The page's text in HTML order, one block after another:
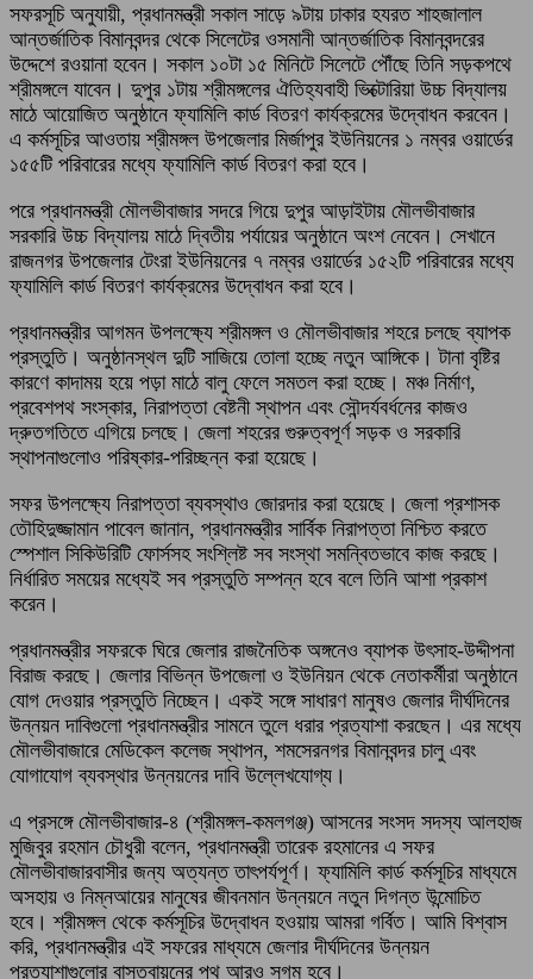
সফরসূচি অনুযায়ী, প্রধানমন্ত্রী সকাল সাড়ে ৯টায় ঢাকার হযরত শাহজালাল
আন্তর্জাতিক বিমানবন্দর থেকে সিলেটের ওসমানী আন্তর্জাতিক বিমানবন্দরের
উদ্দেশে রওয়ানা হবেন। সকাল ১০টা ১৫ মিনিটে সিলেটে পৌঁছে তিনি সড়কপথে
শ্রীমঙ্গলে যাবেন। দুপুর ১টায় শ্রীমঙ্গলের ঐতিহ্যবাহী ভিক্টোরিয়া উচ্চ বিদ্যালয়
মাঠে আয়োজিত অনুষ্ঠানে ফ্যামিলি কার্ড বিতরণ কার্যক্রমের উদ্বোধন করবেন।
এ কর্মসূচির আওতায় শ্রীমঙ্গল উপজেলার মির্জাপুর ইউনিয়নের ১ নম্বর ওয়ার্ডের
১৫৫টি পরিবারের মধ্যে ফ্যামিলি কার্ড বিতরণ করা হবে।
পরে প্রধানমন্ত্রী মৌলভীবাজার সদরে গিয়ে দুপুর আড়াইটায় মৌলভীবাজার
সরকারি উচ্চ বিদ্যালয় মাঠে দ্বিতীয় পর্যায়ের অনুষ্ঠানে অংশ নেবেন। সেখানে
রাজনগর উপজেলার টেংরা ইউনিয়নের ৭ নম্বর ওয়ার্ডের ১৫২টি পরিবারের মধ্যে
ফ্যামিলি কার্ড বিতরণ কার্যক্রমের উদ্বোধন করা হবে।
প্রধানমন্ত্রীর আগমন উপলক্ষ্যে শ্রীমঙ্গল ও মৌলভীবাজার শহরে চলছে ব্যাপক
প্রস্তুতি। অনুষ্ঠানস্থল দুটি সাজিয়ে তোলা হচ্ছে নতুন আঙ্গিকে। টানা বৃষ্টির
কারণে কাদাময় হয়ে পড়া মাঠে বালু ফেলে সমতল করা হচ্ছে। মঞ্চ নির্মাণ,
প্রবেশপথ সংস্কার, নিরাপত্তা বেষ্টনী স্থাপন এবং সৌন্দর্যবর্ধনের কাজও
দ্রুতগতিতে এগিয়ে চলছে। জেলা শহরের গুরুত্বপূর্ণ সড়ক ও সরকারি
স্থাপনাগুলোও পরিষ্কার-পরিচ্ছন্ন করা হয়েছে।
সফর উপলক্ষ্যে নিরাপত্তা ব্যবস্থাও জোরদার করা হয়েছে। জেলা প্রশাসক
তৌহিদুজ্জামান পাবেল জানান, প্রধানমন্ত্রীর সার্বিক নিরাপত্তা নিশ্চিত করতে
স্পেশাল সিকিউরিটি ফোর্সসহ সংশ্লিষ্ট সব সংস্থা সমন্বিতভাবে কাজ করছে।
নির্ধারিত সময়ের মধ্যেই সব প্রস্তুতি সম্পন্ন হবে বলে তিনি আশা প্রকাশ
করেন।
প্রধানমন্ত্রীর সফরকে ঘিরে জেলার রাজনৈতিক অঙ্গনেও ব্যাপক উৎসাহ-উদ্দীপনা
বিরাজ করছে। জেলার বিভিন্ন উপজেলা ও ইউনিয়ন থেকে নেতাকর্মীরা অনুষ্ঠানে
যোগ দেওয়ার প্রস্তুতি নিচ্ছেন। একই সঙ্গে সাধারণ মানুষও জেলার দীর্ঘদিনের
উন্নয়ন দাবিগুলো প্রধানমন্ত্রীর সামনে তুলে ধরার প্রত্যাশা করছেন। এর মধ্যে
মৌলভীবাজারে মেডিকেল কলেজ স্থাপন, শমসেরনগর বিমানবন্দর চালু এবং
যোগাযোগ ব্যবস্থার উন্নয়নের দাবি উল্লেখযোগ্য।
এ প্রসঙ্গে মৌলভীবাজার-৪ (শ্রীমঙ্গল-কমলগঞ্জ) আসনের সংসদ সদস্য আলহাজ
মুজিবুর রহমান চৌধুরী বলেন, প্রধানমন্ত্রী তারেক রহমানের এ সফর
মৌলভীবাজারবাসীর জন্য অত্যন্ত তাৎপর্যপূর্ণ। ফ্যামিলি কার্ড কর্মসূচির মাধ্যমে
অসহায় ও নিম্নআয়ের মানুষের জীবনমান উন্নয়নে নতুন দিগন্ত উন্মোচিত
হবে। শ্রীমঙ্গল থেকে কর্মসূচির উদ্বোধন হওয়ায় আমরা গর্বিত। আমি বিশ্বাস
করি, প্রধানমন্ত্রীর এই সফরের মাধ্যমে জেলার দীর্ঘদিনের উন্নয়ন
প্রত্যাশাগুলোর বাস্তবায়নের পথ আরও সুগম হবে।